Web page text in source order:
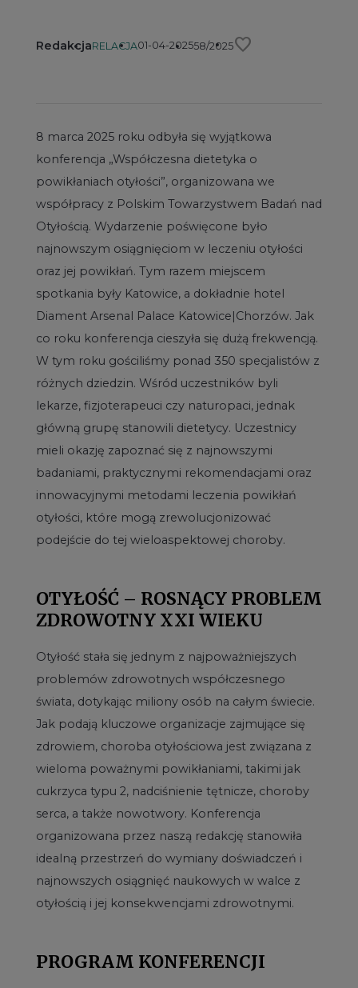
RedakcjaRELACJA01-04-202558/2025favorite
8 marca 2025 roku odbyła się wyjątkowa
konferencja „Współczesna dietetyka o
powikłaniach otyłości”, organizowana we
współpracy z Polskim Towarzystwem Badań nad
Otyłością. Wydarzenie poświęcone było
najnowszym osiągnięciom w leczeniu otyłości
oraz jej powikłań. Tym razem miejscem
spotkania były Katowice, a dokładnie hotel
Diament Arsenal Palace Katowice|Chorzów. Jak
co roku konferencja cieszyła się dużą frekwencją.
W tym roku gościliśmy ponad 350 specjalistów z
różnych dziedzin. Wśród uczestników byli
lekarze, fizjoterapeuci czy naturopaci, jednak
główną grupę stanowili dietetycy. Uczestnicy
mieli okazję zapoznać się z najnowszymi
badaniami, praktycznymi rekomendacjami oraz
innowacyjnymi metodami leczenia powikłań
otyłości, które mogą zrewolucjonizować
podejście do tej wieloaspektowej choroby.
OTYŁOŚĆ – ROSNĄCY PROBLEM
ZDROWOTNY XXI WIEKU
Otyłość stała się jednym z najpoważniejszych
problemów zdrowotnych współczesnego
świata, dotykając miliony osób na całym świecie.
Jak podają kluczowe organizacje zajmujące się
zdrowiem, choroba otyłościowa jest związana z
wieloma poważnymi powikłaniami, takimi jak
cukrzyca typu 2, nadciśnienie tętnicze, choroby
serca, a także nowotwory. Konferencja
organizowana przez naszą redakcję stanowiła
idealną przestrzeń do wymiany doświadczeń i
najnowszych osiągnięć naukowych w walce z
otyłością i jej konsekwencjami zdrowotnymi.
PROGRAM KONFERENCJI